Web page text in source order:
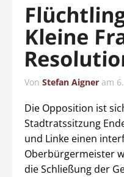
Kleine
Von Stefan Aigner am
Die Opposition ist
Stadtratssitzung
und Linke einen
Oberbürgermeister
die Schließung der